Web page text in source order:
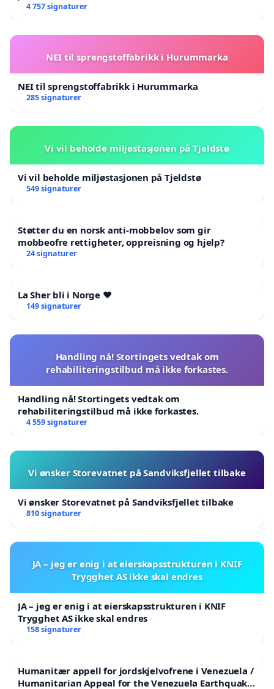
4 757 signaturer
NEI til sprengstoffabrikk i Hurummarka
NEI til sprengstoffabrikk i Hurummarka
285 signaturer
Vi vil beholde miljøstasjonen på Tjeldstø
Vi vil beholde miljøstasjonen på Tjeldstø
549 signaturer
Støtter du en norsk anti-mobbelov som gir
mobbeofre rettigheter, oppreisning og hjelp?
24 signaturer
La Sher bli i Norge ❤️
149 signaturer
Handling nå! Stortingets vedtak om
rehabiliteringstilbud må ikke forkastes.
Handling nå! Stortingets vedtak om
rehabiliteringstilbud må ikke forkastes.
4 559 signaturer
Vi ønsker Storevatnet på Sandviksfjellet tilbake
Vi ønsker Storevatnet på Sandviksfjellet tilbake
810 signaturer
JA – jeg er enig i at eierskapsstrukturen i KNIF
Trygghet AS ikke skal endres
JA – jeg er enig i at eierskapsstrukturen i KNIF
Trygghet AS ikke skal endres
158 signaturer
Humanitær appell for jordskjelvofrene i Venezuela /
Humanitarian Appeal for the Venezuela Earthquake